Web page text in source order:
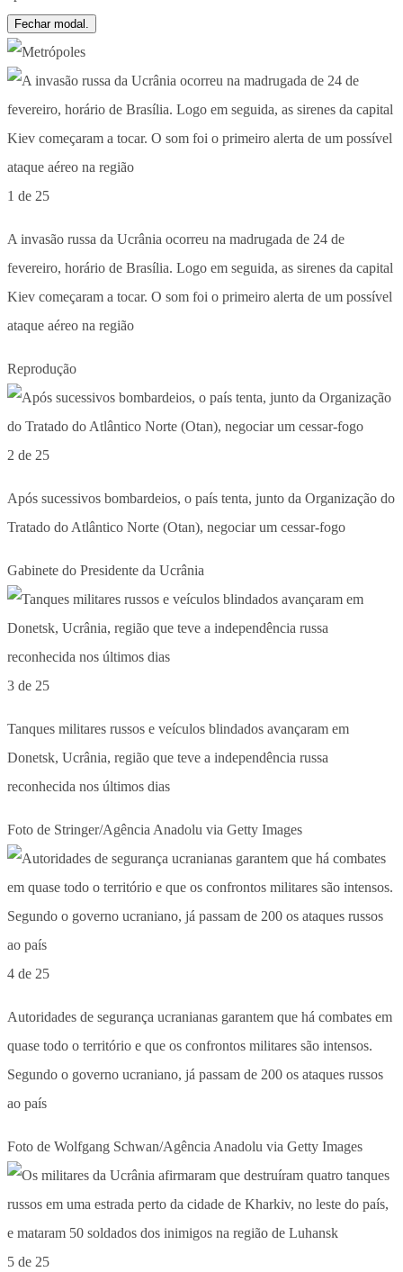
Fechar modal.
1 de 25
A invasão russa da Ucrânia ocorreu na madrugada de 24 de
fevereiro, horário de Brasília. Logo em seguida, as sirenes da capital
Kiev começaram a tocar. O som foi o primeiro alerta de um possível
ataque aéreo na região
Reprodução
2 de 25
Após sucessivos bombardeios, o país tenta, junto da Organização do
Tratado do Atlântico Norte (Otan), negociar um cessar-fogo
Gabinete do Presidente da Ucrânia
3 de 25
Tanques militares russos e veículos blindados avançaram em
Donetsk, Ucrânia, região que teve a independência russa
reconhecida nos últimos dias
Foto de Stringer/Agência Anadolu via Getty Images
4 de 25
Autoridades de segurança ucranianas garantem que há combates em
quase todo o território e que os confrontos militares são intensos.
Segundo o governo ucraniano, já passam de 200 os ataques russos
ao país
Foto de Wolfgang Schwan/Agência Anadolu via Getty Images
5 de 25